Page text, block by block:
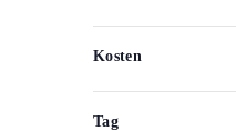
der
Veranstaltungen
den
gefilterten
Kosten
Tag